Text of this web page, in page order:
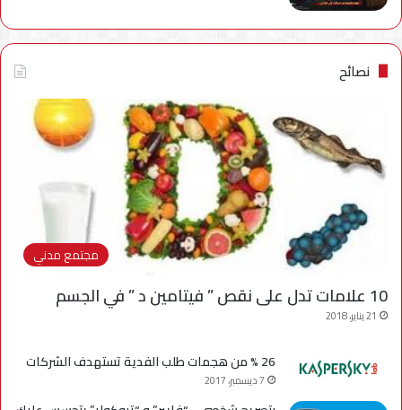
نصائح
مجتمع مدني
10 علامات تدل على نقص ” فيتامين د ” في الجسم
21 يناير، 2018
26 % من هجمات طلب الفدية تستهدف الشركات
7 ديسمبر، 2017